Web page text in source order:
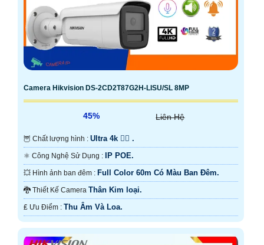
Camera Hikvision DS-2CD2T87G2H-LISU/SL 8MP
45% Liên Hệ
🦉 Chất lượng hình : Ultra 4k 👍🏾 .
⚛️ Công Nghệ Sử Dụng : IP POE.
💥 Hình ảnh ban đêm : Full Color 60m Có Màu Ban Ðêm.
🐉️ Thiết Kế Camera Thân Kim loại.
️₤ Ưu Điểm : Thu Âm Và Loa.